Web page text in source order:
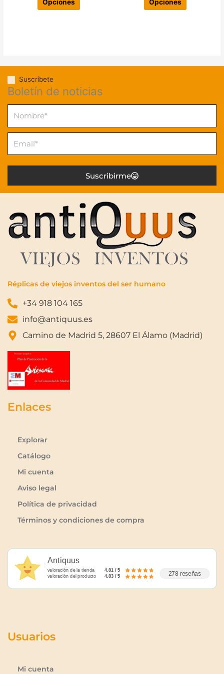
Opciones Opciones
Suscríbete
Boletín de noticias
Suscribirme
Réplicas de viejos inventos del ser humano
+34 918 104 165
info@antiquus.es
Camino de Madrid 5, 28607 El Álamo (Madrid)
Enlaces
Explorar
Catálogo
Mi cuenta
Aviso legal
Política de privacidad
Términos y condiciones de compra
Antiquus
valoración de la tienda
4.81 / 5
valoración del producto
4.83 / 5 278 reseñas
Usuarios
Mi cuenta